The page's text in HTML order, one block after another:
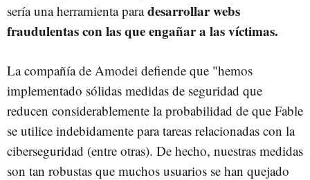
sería una herramienta paradesarrollar webs
fraudulentas con las que engañar a las víctimas.
La compañía de Amodei defiende que "hemos
implementado sólidas medidas de seguridad que
reducen considerablemente la probabilidad de que Fable
se utilice indebidamente para tareas relacionadas con la
ciberseguridad (entre otras). De hecho, nuestras medidas
son tan robustas que muchos usuarios se han quejado